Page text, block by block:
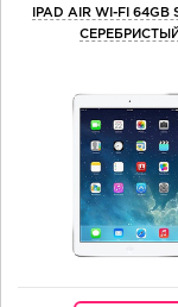
IPAD AIR WI-FI 64GB
СЕРЕБРИСТЫЙ